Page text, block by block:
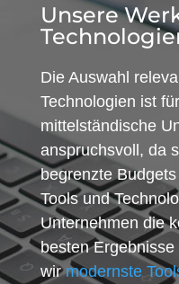
Unsere
Die Auswahl
Technologien ist
mittelständische
anspruchsvoll, da
begrenzte
Tools und
Unternehmen die
besten
wirmodernste